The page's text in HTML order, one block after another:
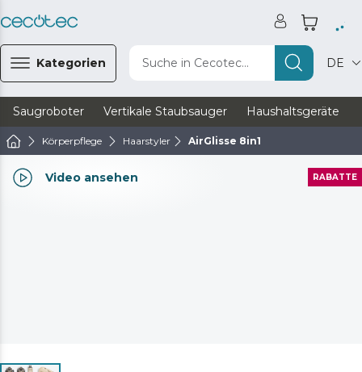
Kategorien Suche in Cecotec... DE
Saugroboter Vertikale Staubsauger Haushaltsgeräte
Körperpflege Haarstyler AirGlisse 8in1
Video ansehen RABATTE